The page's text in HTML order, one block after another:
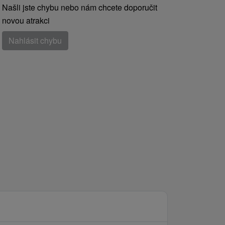
Našli jste chybu nebo nám chcete doporučit
novou atrakci
Nahlásit chybu